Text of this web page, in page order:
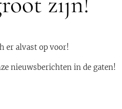
er alvast op voor!
nieuwsberichten in de gaten!